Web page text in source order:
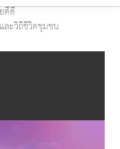
ดี๊ดี
ละวิถีชีวิตชุมชน